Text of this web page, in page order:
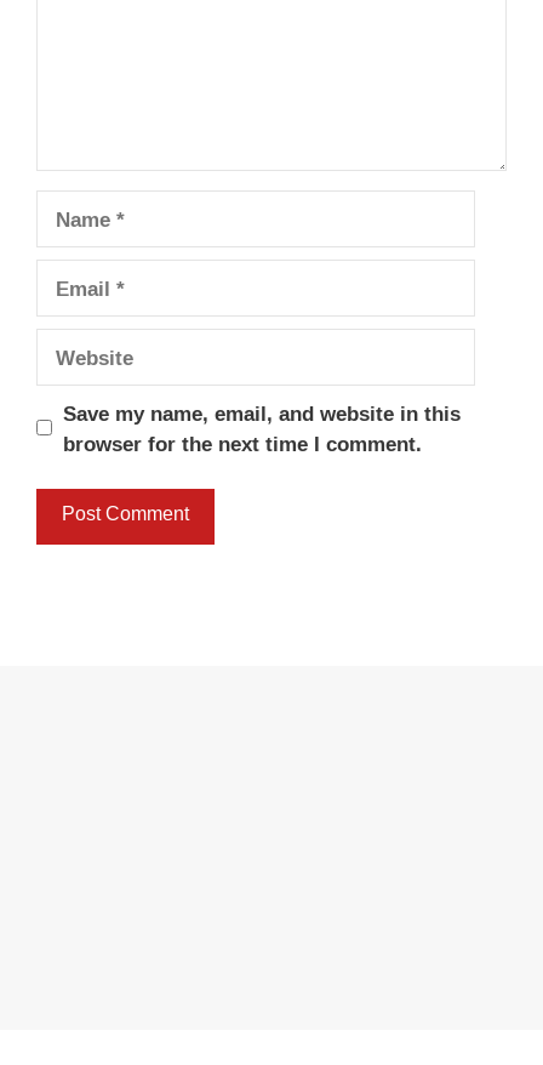
Name
Email
Website
Save my name, email, and website in this
browser for the next time I comment.